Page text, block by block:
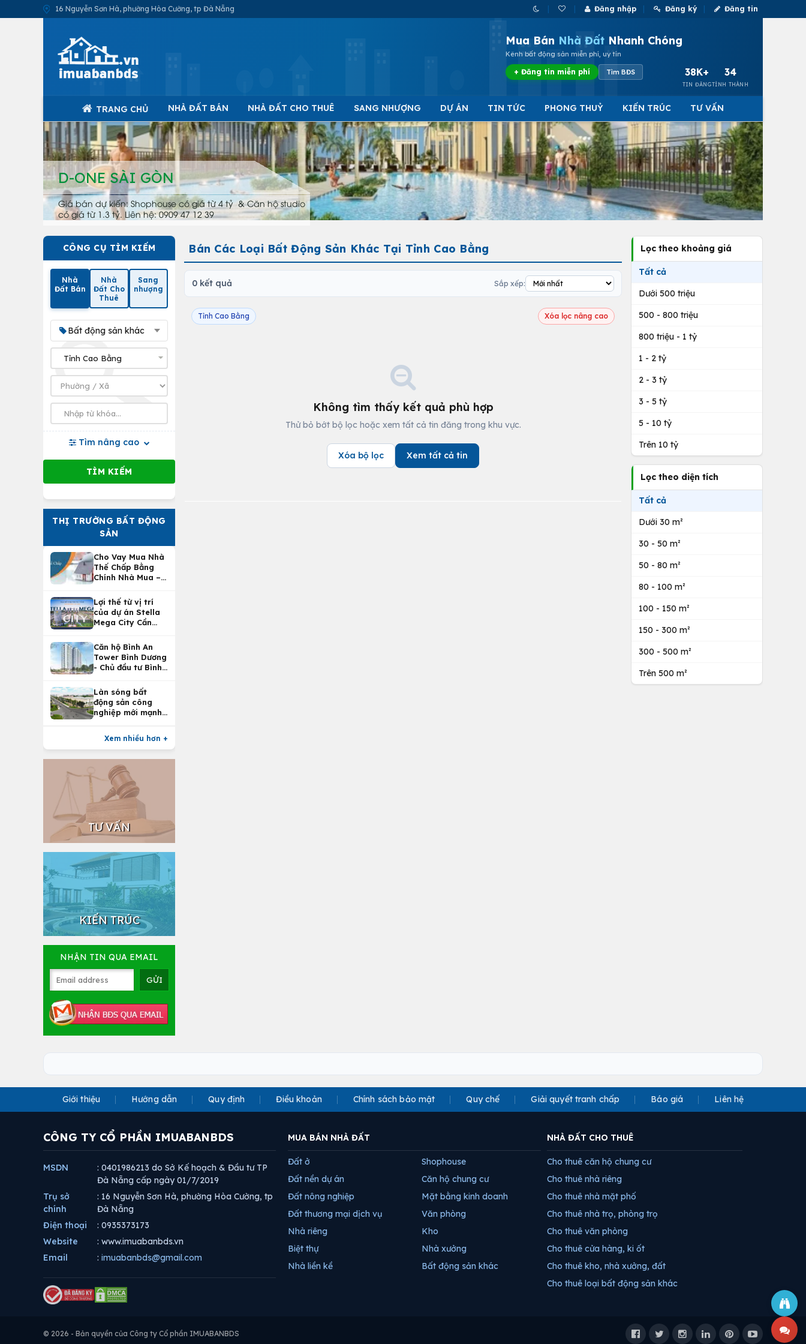
16 Nguyễn Sơn Hà, phường Hòa Cường, tp Đà Nẵng Đăng nhập Đăng ký Đăng tin
Mua Bán Nhà Đất Nhanh Chóng
Kênh bất động sản miễn phí, uy tín
+ Đăng tin miễn phí Tìm BĐS 38K+
TIN ĐĂNG
34
TỈNH THÀNH
TRANG CHỦ NHÀ ĐẤT BÁN NHÀ ĐẤT CHO THUÊ SANG NHƯỢNG DỰ ÁN TIN TỨC PHONG THUỶ KIẾN TRÚC TƯ VẤN
D-ONE SÀI GÒN
Giá bán dự kiến: Shophouse có giá từ 4 tỷ & Căn hộ studio
có giá từ 1.3 tỷ. Liên hệ: 0909 47 12 39
CÔNG CỤ TÌM KIẾM
Nhà
Đất Bán
Nhà
Đất Cho
Thuê
Sang
nhượng
Bất động sản khác
Tìm nâng cao
THỊ TRƯỜNG BẤT ĐỘNG
SẢN
Cho Vay Mua Nhà
Thế Chấp Bằng
Chính Nhà Mua –
Nhà Tại
Vietcombank
Lợi thế từ vị trí
của dự án Stella
Mega City Cần
Căn hộ Bình An
Tower Bình Dương
- Chủ đầu tư Bình
Làn sóng bất
động sản công
nghiệp mới mạnh
Xem nhiều hơn +
TƯ VẤN
KIẾN TRÚC
NHẬN TIN QUA EMAIL
Bán Các Loại Bất Động Sản Khác Tại Tỉnh Cao Bằng
0 kết quả Sắp xếp:
Tỉnh Cao Bằng Xóa lọc nâng cao
Không tìm thấy kết quả phù hợp
Thử bỏ bớt bộ lọc hoặc xem tất cả tin đăng trong khu vực.
Xóa bộ lọc Xem tất cả tin
Lọc theo khoảng giá
Tất cả
Dưới 500 triệu
500 - 800 triệu
800 triệu - 1 tỷ
1 - 2 tỷ
2 - 3 tỷ
3 - 5 tỷ
5 - 10 tỷ
Trên 10 tỷ
Lọc theo diện tích
Tất cả
Dưới 30 m²
30 - 50 m²
50 - 80 m²
80 - 100 m²
100 - 150 m²
150 - 300 m²
300 - 500 m²
Trên 500 m²
Giới thiệu Hướng dẫn Quy định Điều khoản Chính sách bảo mật Quy chế Giải quyết tranh chấp Báo giá Liên hệ
CÔNG TY CỔ PHẦN IMUABANBDS
MSDN
: 0401986213 do Sở Kế hoạch & Đầu tư TP
Đà Nẵng cấp ngày 01/7/2019
Trụ sở
chính
: 16 Nguyễn Sơn Hà, phường Hòa Cường, tp
Đà Nẵng
Điện thoại
: 0935373173
Website
: www.imuabanbds.vn
Email
: imuabanbds@gmail.com
MUA BÁN NHÀ ĐẤT
Đất ở
Đất nền dự án
Đất nông nghiệp
Đất thương mại dịch vụ
Nhà riêng
Biệt thự
Nhà liền kề
Shophouse
Căn hộ chung cư
Mặt bằng kinh doanh
Văn phòng
Kho
Nhà xưởng
Bất động sản khác
NHÀ ĐẤT CHO THUÊ
Cho thuê căn hộ chung cư
Cho thuê nhà riêng
Cho thuê nhà mặt phố
Cho thuê nhà trọ, phòng trọ
Cho thuê văn phòng
Cho thuê cửa hàng, ki ốt
Cho thuê kho, nhà xưởng, đất
Cho thuê loại bất động sản khác
© 2026 - Bản quyền của Công ty Cổ phần IMUABANBDS